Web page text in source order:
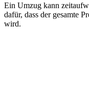
Ein Umzug kann
dafür, dass der gesamte
wird.